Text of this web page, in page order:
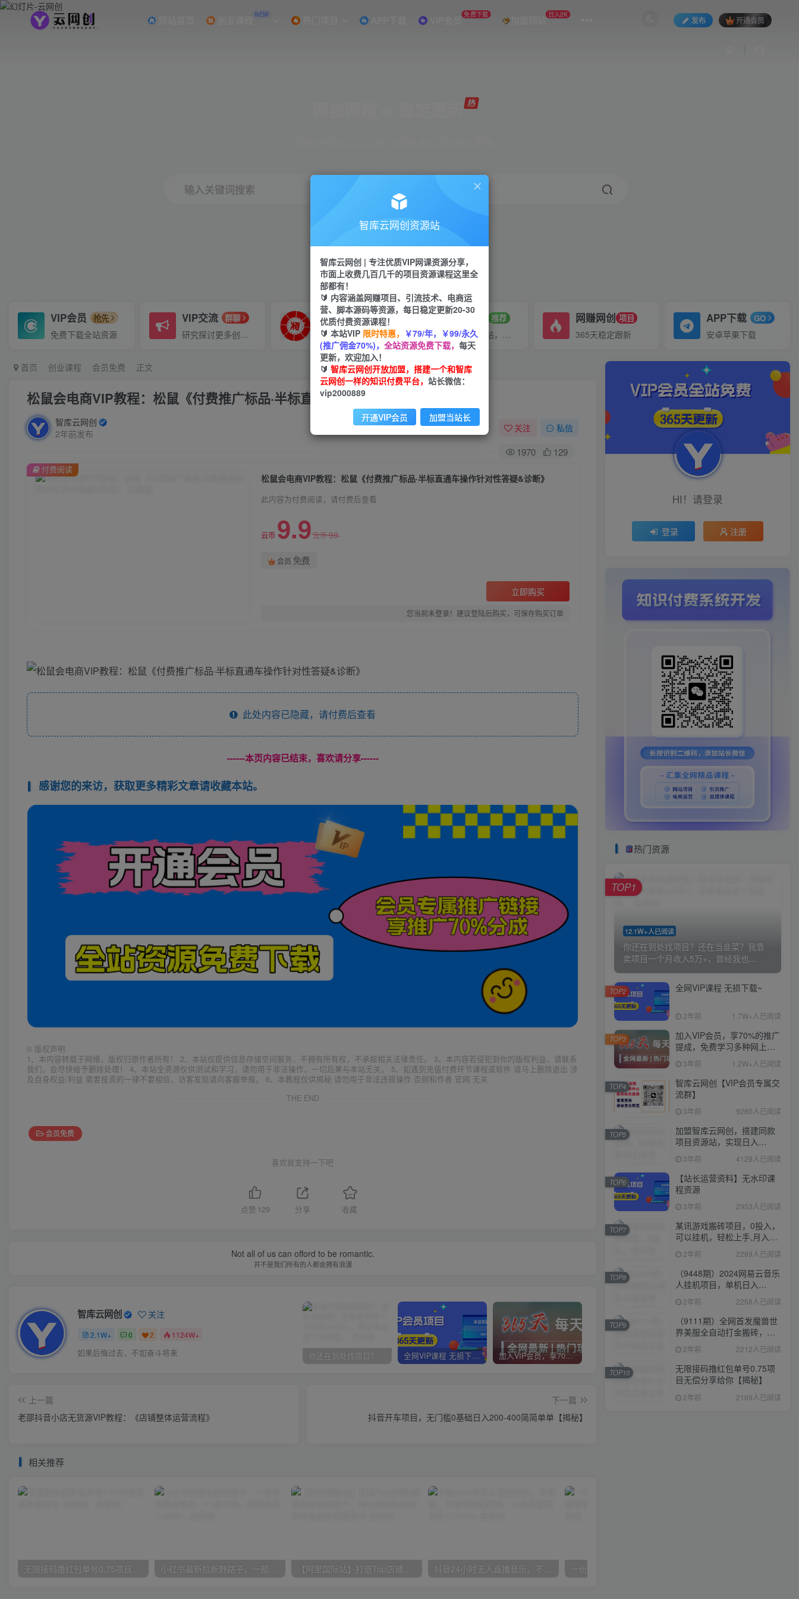
创业课程 NEW 热门项目 APP下载 VIP会员 免费下载 加盟网站 日入2K
发布 开通会员
输入关键词搜索
直播 小红书 剪辑
VIP会员 抢先
免费下载全站资源
VIP交流 群聊
研究探讨更多创业项目路子。
VIP推广
70%分佣
会员专属推广链接
招募站长 推荐
搭建同款网站，自己当老板
网赚网创 项目
365天稳定跟新
APP下载 GO
安卓苹果下载
首页 创业课程 会员免费 正文
松鼠会电商VIP教程：松鼠《付费推广标品·半标直通车操作针对性答疑&诊断》
智库云网创
2年前发布
关注 私信
1970 129
松鼠会电商VIP教程：松鼠《付费推广标品·半标直通车操作针对性答疑&诊断》
此内容为付费阅读，请付费后查看
云币 9.9云币99
会员 免费
立即购买
您当前未登录！建议登陆后购买，可保存购买订单
付费阅读
此处内容已隐藏，请付费后查看
------本页内容已结束，喜欢请分享------
感谢您的来访，获取更多精彩文章请收藏本站。
© 版权声明
1、本内容转载于网络，版权归原作者所有！ 2、本站仅提供信息存储空间服务，不拥有所有权，不承担相关法律责任。 3、本内容若侵犯到你的版权利益，请联系
我们，会尽快给予删除处理！ 4、本站全资源仅供测试和学习，请勿用于非法操作，一切后果与本站无关。 5、如遇到充值付费环节课程或软件 请马上删除退出 涉
及自身权益/利益 需要投资的一律不要相信，访客发现请向客服举报。 6、本教程仅供揭秘 请勿用于非法违规操作 否则和作者 官网 无关
THE END
会员免费
喜欢就支持一下吧
点赞 129 分享 收藏
Not all of us can offord to be romantic.
并不是我们所有的人都会拥有浪漫
智库云网创 关注
2.1W+ 0 2 1124W+
如果后悔过去，不如奋斗将来 你还在到处找项目？还在当韭菜？我靠卖项目一个月收入5万+，曾经我也是个失败者。 全网VIP课程 无损下载~ 加入VIP会员，享70%的推广提成，免费学习多种网上创业课程，菜鸟秒变大神！ 加盟智库云网创，搭建同款项目资源站，实现日入2000+
上一篇
老邵抖音小店无货源VIP教程：《店铺整体运营流程》
下一篇
抖音开车项目，无门槛0基础日入200-400简简单单【揭秘】
相关推荐
无限接码撸红包单号0.75项目无偿分享给你【揭秘】 小红书最新拉新野路子，一部手机即可操作，一单15块，做得好日入2000+ 【阿里国际站】打造Top店铺&获得优质询盘客户，​95%的国际站讲师不会说的运营技巧 抖音24小时无人直播音乐，不违规，不封号纯撸音浪，小白实操当天日入1000+
HI！请登录
登录 注册
热门资源
12.1W+人已阅读
你还在到处找项目？还在当韭菜？我靠
卖项目一个月收入5万+，曾经我也...
TOP1
全网VIP课程 无损下载~
2年前 1.7W+人已阅读
TOP2
加入VIP会员，享70%的推广
提成，免费学习多种网上创
业课程，菜鸟秒变大神！
3年前 1.2W+人已阅读
TOP3
智库云网创【VIP会员专属交
流群】
3年前 9280人已阅读
TOP4
加盟智库云网创，搭建同款
项目资源站，实现日入
2000+
3年前 4129人已阅读
TOP5
【站长运营资料】无水印课
程资源
3年前 2953人已阅读
TOP6
某讯游戏搬砖项目，0投入，
可以挂机，轻松上手,月入
3000+上不封顶
2年前 2289人已阅读
TOP7
（9448期）2024网易云音乐
人挂机项目，单机日入
150+，无脑月入5000+
2年前 2268人已阅读
TOP8
（9111期）全网首发魔兽世
界美服全自动打金搬砖，日
入1000+，简单好操作，保
姆级教学
2年前 2212人已阅读
TOP9
无限接码撸红包单号0.75项
目无偿分享给你【揭秘】
2年前 2169人已阅读
TOP10
智库云网创资源站
智库云网创 | 专注优质VIP网课资源分享，
市面上收费几百几千的项目资源课程这里全
部都有！
🔰 内容涵盖网赚项目、引流技术、电商运
营、脚本源码等资源，每日稳定更新20-30
优质付费资源课程！
🔰 本站VIP 限时特惠， ￥79/年，￥99/永久
(推广佣金70%)， 全站资源免费下载， 每天
更新，欢迎加入！
🔰 智库云网创开放加盟，搭建一个和智库
云网创一样的知识付费平台， 站长微信：
vip2000889
开通VIP会员 加盟当站长